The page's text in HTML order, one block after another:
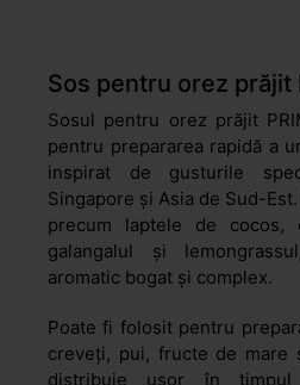
Sos pentru orez prăjit
Sosul pentru orez prăjit
pentru prepararea rapidă a
inspirat de gusturile
Singapore și Asia de Sud-
precum laptele de cocos,
galangalul și
aromatic bogat și complex.
Poate fi folosit pentru
creveți, pui, fructe de mare
distribuie ușor în